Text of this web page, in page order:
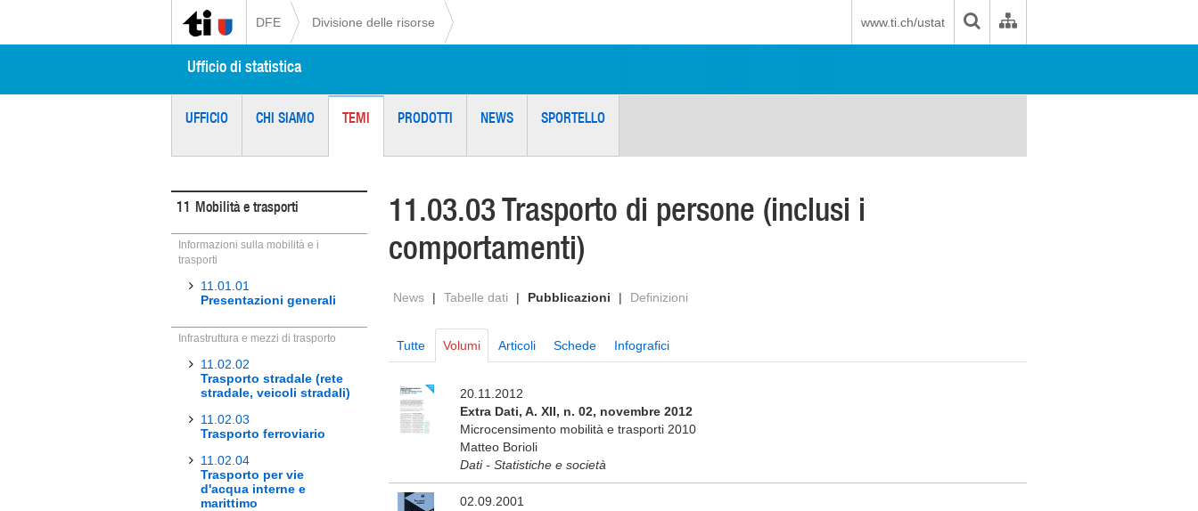
DFE Divisione delle risorse www.ti.ch/ustat
Ufficio di statistica
UFFICIO CHI SIAMO TEMI PRODOTTI NEWS SPORTELLO
11 Mobilità e trasporti
Informazioni sulla mobilità e i
trasporti
11.01.01
Presentazioni generali
Infrastruttura e mezzi di trasporto
11.02.02
Trasporto stradale (rete
stradale, veicoli stradali)
11.02.03
Trasporto ferroviario
11.02.04
Trasporto per vie
d'acqua interne e
marittimo
11.03.03 Trasporto di persone (inclusi i
comportamenti)
News | Tabelle dati | Pubblicazioni | Definizioni
Tutte Volumi Articoli Schede Infografici
20.11.2012
Extra Dati, A. XII, n. 02, novembre 2012
Microcensimento mobilità e trasporti 2010
Matteo Borioli
Dati - Statistiche e società
02.09.2001